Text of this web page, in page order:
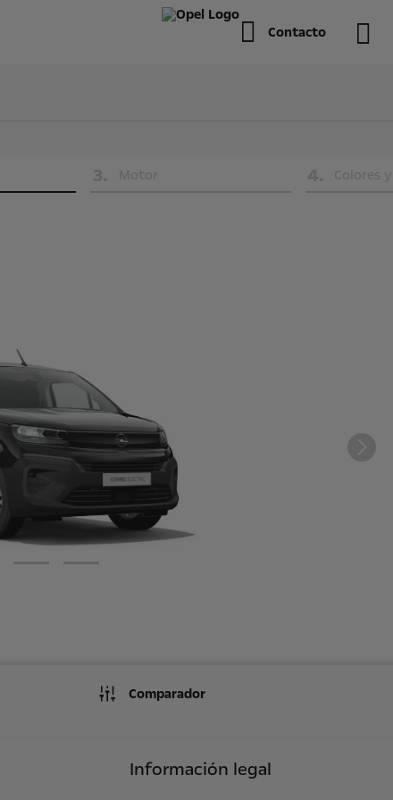
Contacto
Comparador
Información legal